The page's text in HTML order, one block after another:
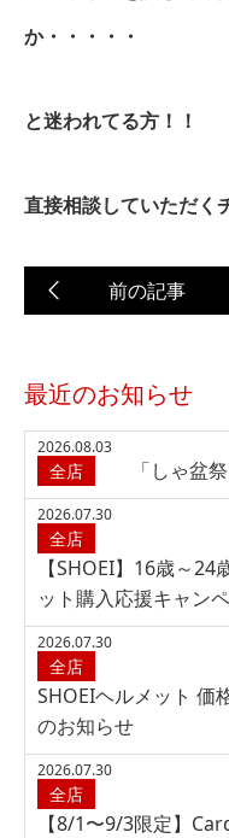
か・・・・・
と迷われてる方！！
直接相談していただく
最近のお知らせ
2026.08.03
全店 「しゃ盆
2026.07.30
全店
【SHOEI】16歳～
ット購入応援キャン
2026.07.30
全店
SHOEIヘルメット 価
のお知らせ
2026.07.30
全店
【8/1〜9/3限定】